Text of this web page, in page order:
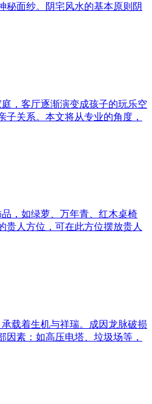
秘面纱。阴宅风水的基本原则阴
，客厅逐渐演变成孩子的玩乐空
关系。本文将从专业的角度，
，如绿萝、万年青、红木桌椅
人方位，可在此方位摆放贵人
载着生机与祥瑞。成因龙脉破损
素：如高压电塔、垃圾场等，